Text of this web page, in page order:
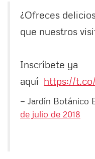
¿Ofreces
que nuestros
Inscríbete ya
aquí https://
— Jardín Botánico
de julio de 2018